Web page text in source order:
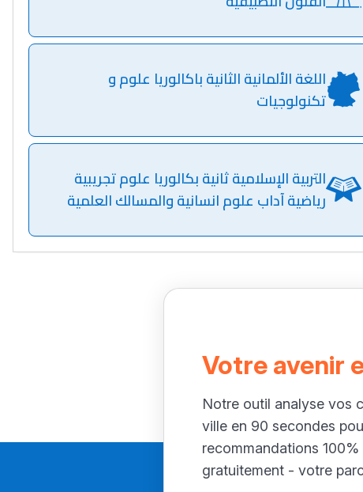
اللغة الألمانية الثانية باكالوريا علوم و
تكنولوجيات
التربية الإسلامية ثانية بكالوريا علوم تجريبية
رياضية آداب علوم انسانية والمسالك العلمية
Votre avenir
Notre outil analyse vos
ville en 90 secondes
recommandations
gratuitement - votre